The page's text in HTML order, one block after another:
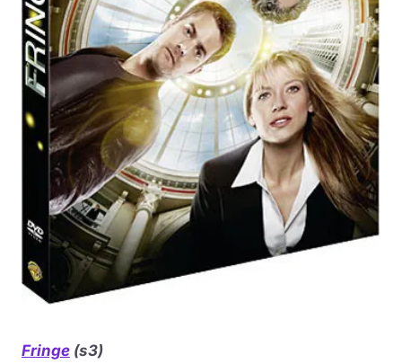
Fringe (s3)